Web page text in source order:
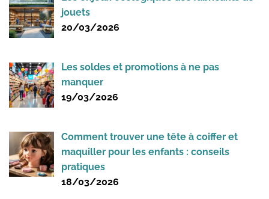
jouets
20/03/2026
Les soldes et promotions à ne pas
manquer
19/03/2026
Comment trouver une tête à coiffer et
maquiller pour les enfants : conseils
pratiques
18/03/2026